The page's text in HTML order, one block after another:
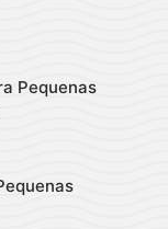
Pequenas